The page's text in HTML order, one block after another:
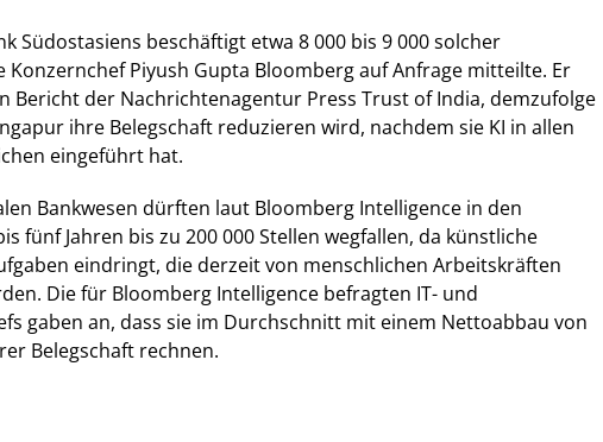
Südostasiens beschäftigt etwa 8 000 bis 9 000 solcher
Konzernchef Piyush Gupta Bloomberg auf Anfrage mitteilte. Er
Bericht der Nachrichtenagentur Press Trust of India, demzufolge
ihre Belegschaft reduzieren wird, nachdem sie KI in allen
eingeführt hat.
Bankwesen dürften laut Bloomberg Intelligence in den
fünf Jahren bis zu 200 000 Stellen wegfallen, da künstliche
eindringt, die derzeit von menschlichen Arbeitskräften
Die für Bloomberg Intelligence befragten IT- und
gaben an, dass sie im Durchschnitt mit einem Nettoabbau von
Belegschaft rechnen.